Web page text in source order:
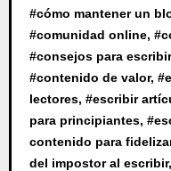
#cómo mantener un
#comunidad online, #
#consejos para
#contenido de valor, #
lectores, #escribir
para principiantes, #
contenido para
del impostor al escribir